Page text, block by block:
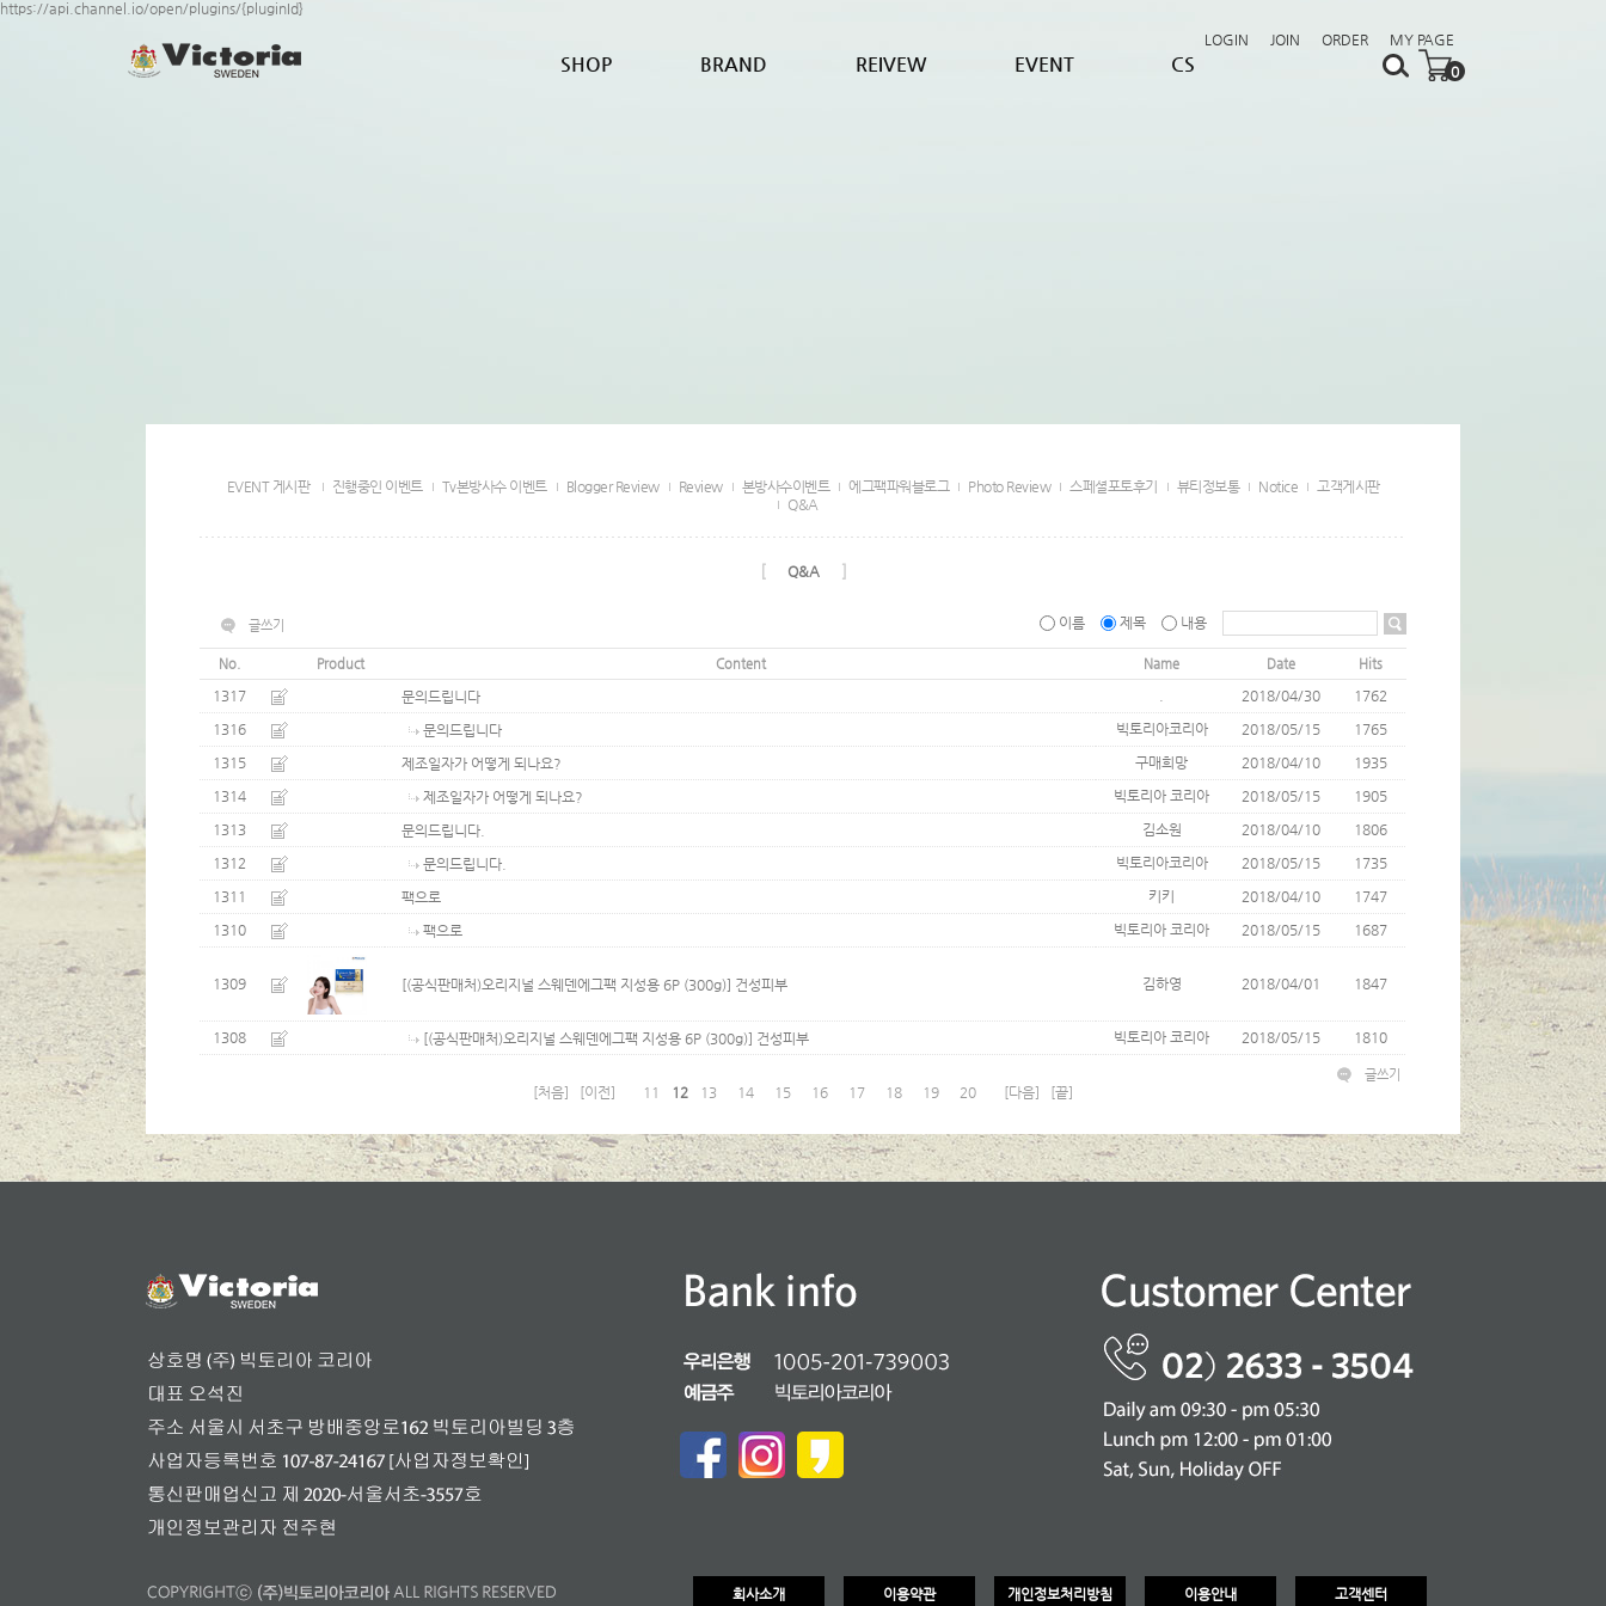
https://api.channel.io/open/plugins/{pluginId}
LOGIN
JOIN ORDER MY PAGE
SHOP BRAND REIVEW EVENT CS 0
EVENT 게시판 진행중인 이벤트 Tv본방사수 이벤트 Blogger Review Review 본방사수이벤트 에그팩파워블로그 Photo Review 스페셜포토후기 뷰티정보통 Notice
고객게시판
Q&A
[ Q&A ]
글쓰기 이름 제목 내용
No. Product Content Name Date Hits
1317 문의드립니다 2018/04/30
1762
1316
문의드립니다 빅토리아코리아 2018/05/15
1765
1315
제조일자가 어떻게 되나요? 구매희망 2018/04/10
1935
1314
제조일자가 어떻게 되나요? 빅토리아 코리아 2018/05/15
1905
1313
문의드립니다. 김소원 2018/04/10
1806
1312
문의드립니다. 빅토리아코리아 2018/05/15
1735
1311
팩으로 키키 2018/04/10
1747
1310
팩으로 빅토리아 코리아 2018/05/15 1687
1309 [(공식판매처)오리지널 스웨덴에그팩 지성용 6P (300g)] 건성피부 김하영 2018/04/01 1847
1308 [(공식판매처)오리지널 스웨덴에그팩 지성용 6P (300g)] 건성피부 빅토리아 코리아 2018/05/15 1810
글쓰기
[처음] [이전] 11 12 13 14 15 16 17 18 19 20 [다음] [끝]
회사소개 이용약관 개인정보처리방침 이용안내 고객센터